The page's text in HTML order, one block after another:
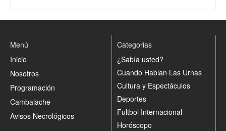
Menú
Inicio
Nosotros
Programación
Cambalache
Avisos Necrológicos
Categorias
¿Sabía usted?
Cuando Hablan Las Urnas
Cultura y Espectáculos
Deportes
Fultbol Internacional
Horóscopo